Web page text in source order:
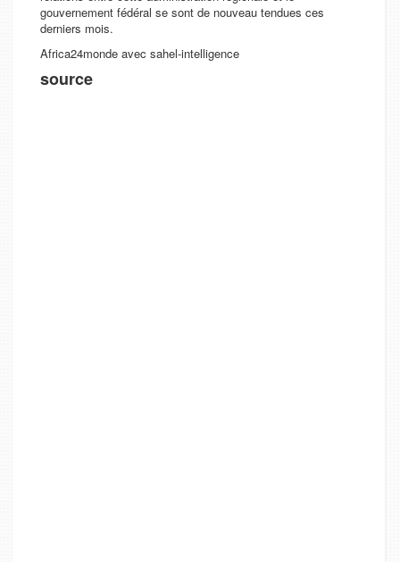
gouvernement fédéral se sont de nouveau tendues ces
derniers mois.
Africa24monde avec sahel-intelligence
source